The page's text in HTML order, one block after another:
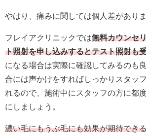
やはり、痛みに関しては個人差がありま
フレイアクリニックでは無料カウンセ
ト照射を申し込みするとテスト照射も
になる場合は実際に確認してみるのも
合には声かけをすればしっかりスタッ
れるので、施術中にスタッフの方に都
にしましょう。
濃い毛にもうぶ毛にも効果が期待でき